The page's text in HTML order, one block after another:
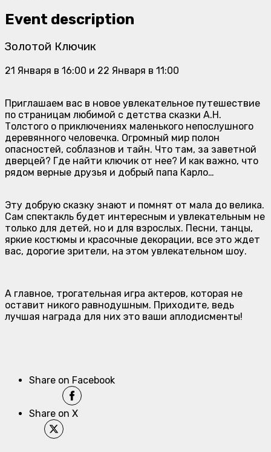
Event description
Золотой Ключик
21 Января в 16:00 и 22 Января в 11:00
Приглашаем вас в новое увлекательное путешествие
по страницам любимой с детства сказки А.Н.
Толстого о приключениях маленького непослушного
деревянного человечка. Огромный мир полон
опасностей, соблазнов и тайн. Что там, за заветной
дверцей? Где найти ключик от нее? И как важно, что
рядом верные друзья и добрый папа Карло…
Эту добрую сказку знают и помнят от мала до велика.
Сам спектакль будет интересным и увлекательным не
только для детей, но и для взрослых. Песни, танцы,
яркие костюмы и красочные декорации, все это ждет
вас, дорогие зрители, на этом увлекательном шоу.
А главное, трогательная игра актеров, которая не
оставит никого равнодушным. Приходите, ведь
лучшая награда для них это ваши аплодисменты!
Share on Facebook
Share on X